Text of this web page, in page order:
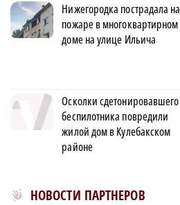
Нижегородка пострадала на
пожаре в многоквартирном
доме на улице Ильича
Осколки сдетонировавшего
беспилотника повредили
жилой дом в Кулебакском
районе
НОВОСТИ ПАРТНЕРОВ
Новости МирТесен